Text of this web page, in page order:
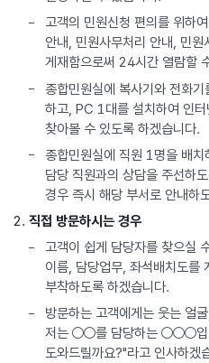
고객의 민원신청 편의를 위하
안내, 민원사무처리 안내, 민
게재함으로써 24시간 열람할
종합민원실에 복사기와 전화
하고, PC 1대를 설치하여 인
찾아볼 수 있도록 하겠습니다.
종합민원실에 직원 1명을 배
담당 직원과의 상담을 주선하
경우 즉시 해당 부서로 안내하
직접 방문하시는 경우
고객이 쉽게 담당자를 찾으실
이름, 담당업무, 좌석배치도를
부착하도록 하겠습니다.
방문하는 고객에게는 웃는 얼
저는 ○○를 담당하는 ○○○입
도와드릴까요?"라고 인사하겠